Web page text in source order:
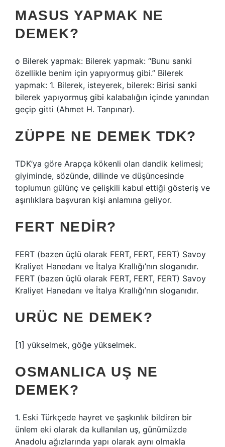
MASUS YAPMAK NE
DEMEK?
ѻ Bilerek yapmak: Bilerek yapmak: “Bunu sanki
özellikle benim için yapıyormuş gibi.” Bilerek
yapmak: 1. Bilerek, isteyerek, bilerek: Birisi sanki
bilerek yapıyormuş gibi kalabalığın içinde yanından
geçip gitti (Ahmet H. Tanpınar).
ZÜPPE NE DEMEK TDK?
TDK’ya göre Arapça kökenli olan dandik kelimesi;
giyiminde, sözünde, dilinde ve düşüncesinde
toplumun gülünç ve çelişkili kabul ettiği gösteriş ve
aşırılıklara başvuran kişi anlamına geliyor.
FERT NEDIR?
FERT (bazen üçlü olarak FERT, FERT, FERT) Savoy
Kraliyet Hanedanı ve İtalya Krallığı’nın sloganıdır.
FERT (bazen üçlü olarak FERT, FERT, FERT) Savoy
Kraliyet Hanedanı ve İtalya Krallığı’nın sloganıdır.
URÜC NE DEMEK?
[1] yükselmek, göğe yükselmek.
OSMANLICA UŞ NE
DEMEK?
1. Eski Türkçede hayret ve şaşkınlık bildiren bir
ünlem eki olarak da kullanılan uş, günümüzde
Anadolu ağızlarında yapı olarak aynı olmakla